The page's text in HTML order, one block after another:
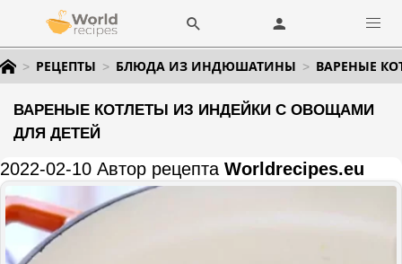
РЕЦЕПТЫ БЛЮДА ИЗ ИНДЮШАТИНЫ ВАРЕНЫЕ
ВАРЕНЫЕ КОТЛЕТЫ ИЗ ИНДЕЙКИ С ОВОЩАМИ
ДЛЯ ДЕТЕЙ
2022-02-10 Автор рецепта Worldrecipes.eu